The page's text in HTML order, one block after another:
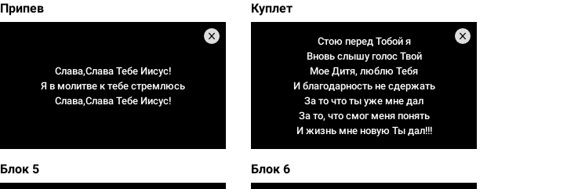
Припев
Слава,Слава Тебе Иисус!
Я в молитве к тебе стремлюсь
Слава,Слава Тебе Иисус!
Куплет
Стою перед Тобой я
Вновь слышу голос Твой
Мое Дитя, люблю Тебя
И благодарность не сдержать
За то что ты уже мне дал
За то, что смог меня понять
И жизнь мне новую Ты дал!!!
Блок 5 Блок 6